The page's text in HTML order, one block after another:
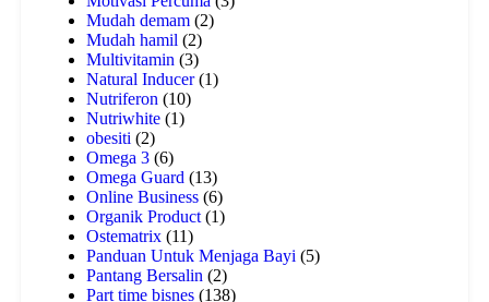
Mudah demam (2)
Mudah hamil (2)
Multivitamin (3)
Natural Inducer(1)
Nutriferon (10)
Nutriwhite (1)
obesiti (2)
Omega 3 (6)
Omega Guard (13)
Online Business (6)
Organik Product (1)
Ostematrix (11)
Panduan Untuk Menjaga Bayi (5)
Pantang Bersalin (2)
Part time bisnes (138)